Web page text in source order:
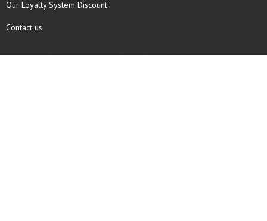
Our Loyalty System Discount
Contact us